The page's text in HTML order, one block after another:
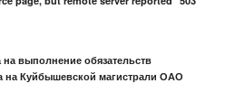
на выполнение обязательств
на Куйбышевской магистрали ОАО